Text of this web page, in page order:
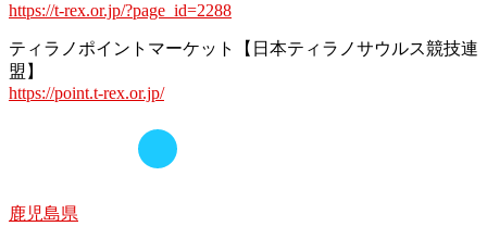
https://t-rex.or.jp/?page_id=2288
ティラノポイントマーケット【日本ティラノサウルス競技連
盟】
https://point.t-rex.or.jp/
鹿児島県